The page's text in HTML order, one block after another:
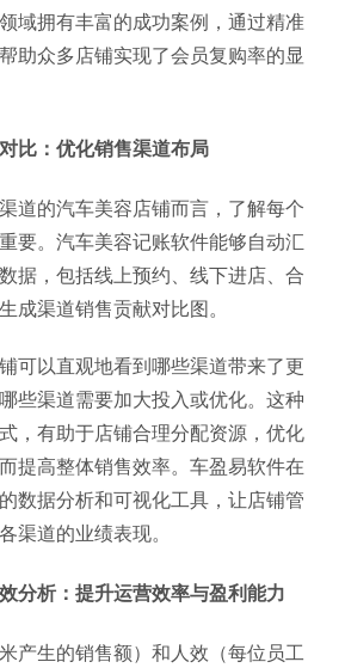
域拥有丰富的成功案例，通过精准
助众多店铺实现了会员复购率的显
比：优化销售渠道布局
道的汽车美容店铺而言，了解每个
要。汽车美容记账软件能够自动汇
据，包括线上预约、线下进店、合
成渠道销售贡献对比图。
可以直观地看到哪些渠道带来了更
些渠道需要加大投入或优化。这种
，有助于店铺合理分配资源，优化
提高整体销售效率。车盈易软件在
数据分析和可视化工具，让店铺管
渠道的业绩表现。
分析：提升运营效率与盈利能力
产生的销售额）和人效（每位员工